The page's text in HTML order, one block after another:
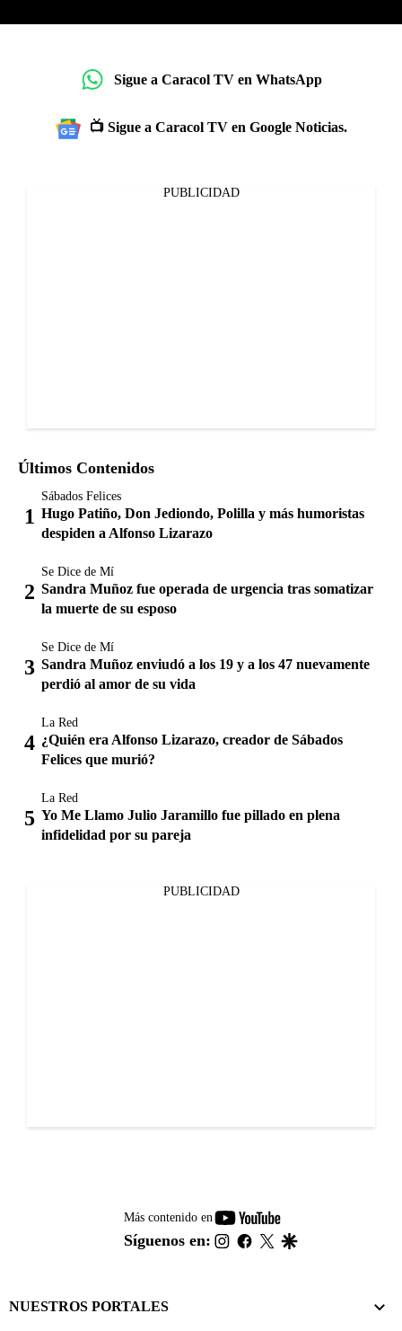
Sigue a Caracol TV en WhatsApp
📺 Sigue a Caracol TV en Google Noticias.
PUBLICIDAD
Últimos Contenidos
Sábados Felices
Hugo Patiño, Don Jediondo, Polilla y más humoristas
despiden a Alfonso Lizarazo
Se Dice de Mí
Sandra Muñoz fue operada de urgencia tras somatizar
la muerte de su esposo
Se Dice de Mí
Sandra Muñoz enviudó a los 19 y a los 47 nuevamente
perdió al amor de su vida
La Red
¿Quién era Alfonso Lizarazo, creador de Sábados
Felices que murió?
La Red
Yo Me Llamo Julio Jaramillo fue pillado en plena
infidelidad por su pareja
PUBLICIDAD
Más contenido en
youtube-
footer
Síguenos en: instagram
facebook
twitter
NUESTROS PORTALES